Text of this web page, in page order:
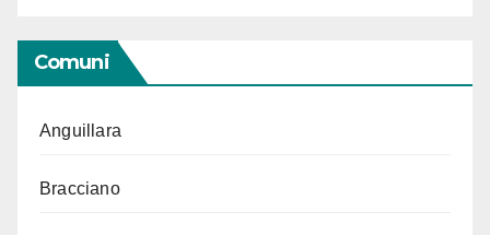
Comuni
Anguillara
Bracciano